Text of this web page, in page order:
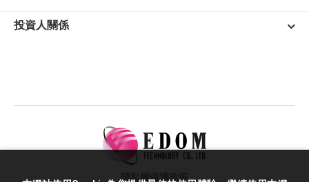
投資人關係
隱私權保護政策